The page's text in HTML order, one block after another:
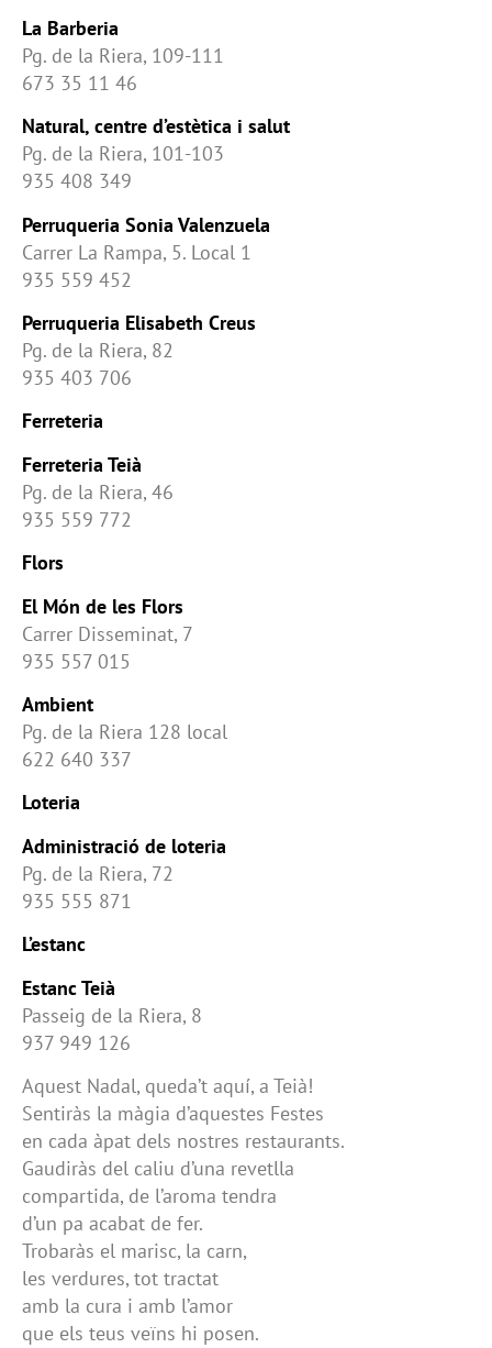
La Barberia
Pg. de la Riera, 109-111
673 35 11 46
Natural, centre d’estètica i salut
Pg. de la Riera, 101-103
935 408 349
Perruqueria Sonia Valenzuela
Carrer La Rampa, 5. Local 1
935 559 452
Perruqueria Elisabeth Creus
Pg. de la Riera, 82
935 403 706
Ferreteria
Ferreteria Teià
Pg. de la Riera, 46
935 559 772
Flors
El Món de les Flors
Carrer Disseminat, 7
935 557 015
Ambient
Pg. de la Riera 128 local
622 640 337
Loteria
Administració de loteria
Pg. de la Riera, 72
935 555 871
L’estanc
Estanc Teià
Passeig de la Riera, 8
937 949 126
Aquest Nadal, queda’t aquí, a Teià!
Sentiràs la màgia d’aquestes Festes
en cada àpat dels nostres restaurants.
Gaudiràs del caliu d’una revetlla
compartida, de l’aroma tendra
d’un pa acabat de fer.
Trobaràs el marisc, la carn,
les verdures, tot tractat
amb la cura i amb l’amor
que els teus veïns hi posen.